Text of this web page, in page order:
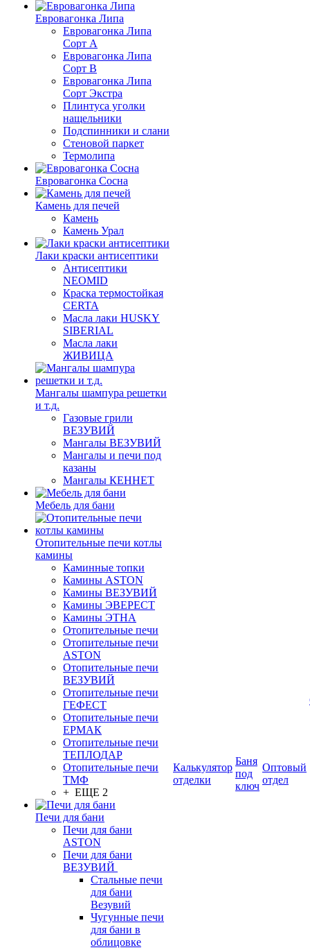
Евровагонка Липа
Евровагонка Липа
Сорт А
Евровагонка Липа
Сорт В
Евровагонка Липа
Сорт Экстра
Плинтуса уголки
нащельники
Подспинники и слани
Стеновой паркет
Термолипа
Евровагонка Сосна
Камень для печей
Камень
Камень Урал
Лаки краски антисептики
Антисептики
NEOMID
Краска термостойкая
CERTA
Масла лаки HUSKY
SIBERIAL
Масла лаки
ЖИВИЦА
Мангалы шампура решетки
и т.д.
Газовые грили
ВЕЗУВИЙ
Мангалы ВЕЗУВИЙ
Мангалы и печи под
казаны
Мангалы КЕННЕТ
Мебель для бани
Отопительные печи котлы
камины
Каминные топки
Камины ASTON
Камины ВЕЗУВИЙ
Камины ЭВЕРЕСТ
Камины ЭТНА
Отопительные печи
Отопительные печи
ASTON
Отопительные печи
ВЕЗУВИЙ
Отопительные печи
ГЕФЕСТ
Отопительные печи
ЕРМАК
Отопительные печи
ТЕПЛОДАР
Отопительные печи
ТМФ
+ ЕЩЕ 2
Печи для бани
Печи для бани
ASTON
Печи для бани
ВЕЗУВИЙ
Стальные печи
для бани
Везувий
Чугунные печи
для бани в
облицовке
Калькулятор
отделки
Баня
под
ключ
Оптовый
отдел